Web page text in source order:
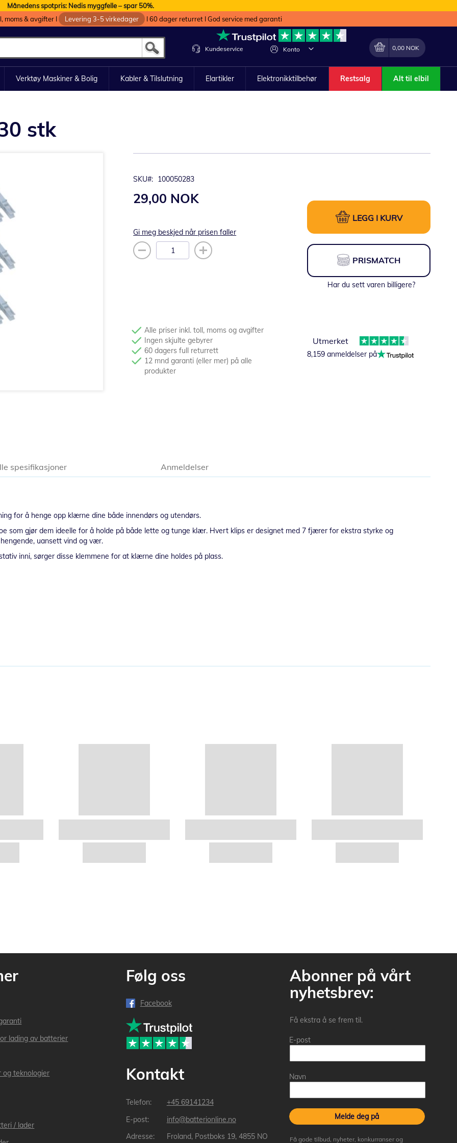
Månedens spotpris: Nedis myggfelle – spar 50%.
moms & avgifter I
Levering 3-5 virkedager I 60 dager returret I God service med garanti
Konto Endring
Min handlekurv
0,00 NOK
Kundeservice
Verktøy Maskiner & Bolig Kabler & Tilslutning Elartikler Elektronikktilbehør Restsalg Alt til elbil
stk
SKU 100050283
29,00 NOK
Gi meg beskjed når prisen faller
LEGG I KURV
PRISMATCH
Har du sett varen billigere?
Alle priser inkl. toll, moms og avgifter
Ingen skjulte gebyrer
60 dagers full returrett
12 mnd garanti (eller mer) på alle
produkter
Utmerket
8,159 anmeldelser på
for å henge opp klærne dine både innendørs og utendørs.
som gjør dem ideelle for å holde på både lette og tunge klær. Hvert klips er designet med 7 fjærer for ekstra styrke og
uansett vind og vær.
inni, sørger disse klemmene for at klærne dine holdes på plass.
spesifikasjoner Anmeldelser
lading av batterier
og teknologier
/ lader
Følg oss
Facebook
Kontakt
+45 69141234
info@batterionline.no
Froland, Postboks 19, 4855 NO
Abonner på vårt
nyhetsbrev:
Få ekstra å se frem til.
E-post
Navn
Melde deg på
Få gode tilbud, nyheter, konkurranser og